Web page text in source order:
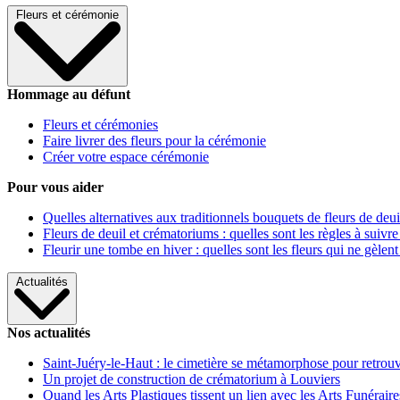
Fleurs et cérémonie
Hommage au défunt
Fleurs et cérémonies
Faire livrer des fleurs pour la cérémonie
Créer votre espace cérémonie
Pour vous aider
Quelles alternatives aux traditionnels bouquets de fleurs de
Fleurs de deuil et crématoriums : quelles sont les règles à
Fleurir une tombe en hiver : quelles sont les fleurs qui ne gèlent
Actualités
Nos actualités
Saint-Juéry-le-Haut : le cimetière se métamorphose pour
Un projet de construction de crématorium à Louviers
Quand les Arts Plastiques tissent un lien avec les Arts